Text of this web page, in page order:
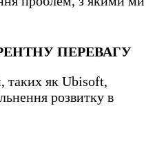
ПЕРЕВАГУ
таких як Ubisoft,
розвитку в